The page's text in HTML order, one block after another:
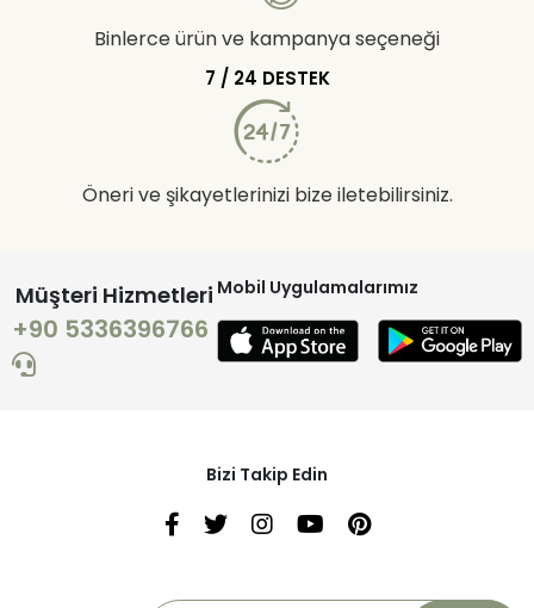
Binlerce ürün ve kampanya seçeneği
7 / 24 DESTEK
Öneri ve şikayetlerinizi bize iletebilirsiniz.
Müşteri Hizmetleri
+90 5336396766
Mobil Uygulamalarımız
Bizi Takip Edin